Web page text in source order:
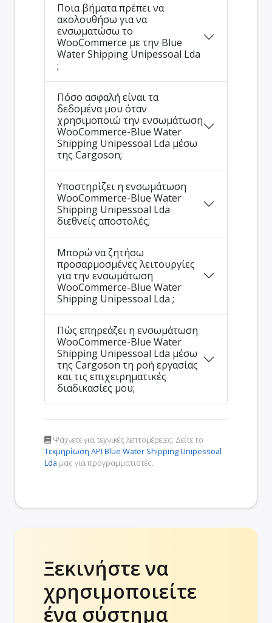
Ποια βήματα πρέπει να
ακολουθήσω για να
ενσωματώσω το
WooCommerce με την Blue
Water Shipping Unipessoal Lda
;
Πόσο ασφαλή είναι τα
δεδομένα μου όταν
χρησιμοποιώ την ενσωμάτωση
WooCommerce-Blue Water
Shipping Unipessoal Lda μέσω
της Cargoson;
Υποστηρίζει η ενσωμάτωση
WooCommerce-Blue Water
Shipping Unipessoal Lda
διεθνείς αποστολές;
Μπορώ να ζητήσω
προσαρμοσμένες λειτουργίες
για την ενσωμάτωση
WooCommerce-Blue Water
Shipping Unipessoal Lda ;
Πώς επηρεάζει η ενσωμάτωση
WooCommerce-Blue Water
Shipping Unipessoal Lda μέσω
της Cargoson τη ροή εργασίας
και τις επιχειρηματικές
διαδικασίες μου;
Ψάχνετε για τεχνικές λεπτομέρειες; Δείτε το
Τεκμηρίωση API Blue Water Shipping Unipessoal
Lda μας για προγραμματιστές.
Ξεκινήστε να
χρησιμοποιείτε
ένα σύστημα